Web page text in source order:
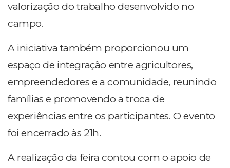
valorização do trabalho desenvolvido no
campo.
A iniciativa também proporcionou um
espaço de integração entre agricultores,
empreendedores e a comunidade, reunindo
famílias e promovendo a troca de
experiências entre os participantes. O evento
foi encerrado às 21h.
A realização da feira contou com o apoio de